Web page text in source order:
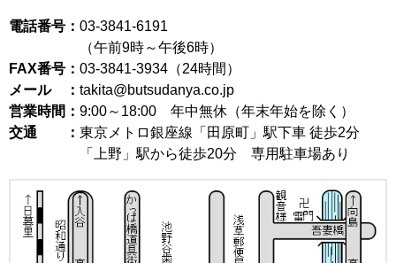
電話番号： 03-3841-6191
（午前9時～午後6時）
FAX番号： 03-3841-3934（24時間）
メール ： takita@butsudanya.co.jp
営業時間： 9:00～18:00 年中無休（年末年始を除く）
交通 ： 東京メトロ銀座線「田原町」駅下車 徒歩2分
「上野」駅から徒歩20分 専用駐車場あり